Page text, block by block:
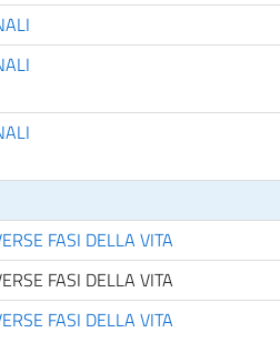
FASI DELLA VITA
FASI DELLA VITA
FASI DELLA VITA